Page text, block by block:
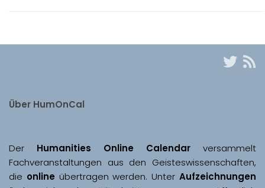
Über HumOnCal
Der Humanities Online Calendar versammelt
Fachveranstaltungen aus den Geisteswissenschaften,
die online übertragen werden. Unter Aufzeichnungen